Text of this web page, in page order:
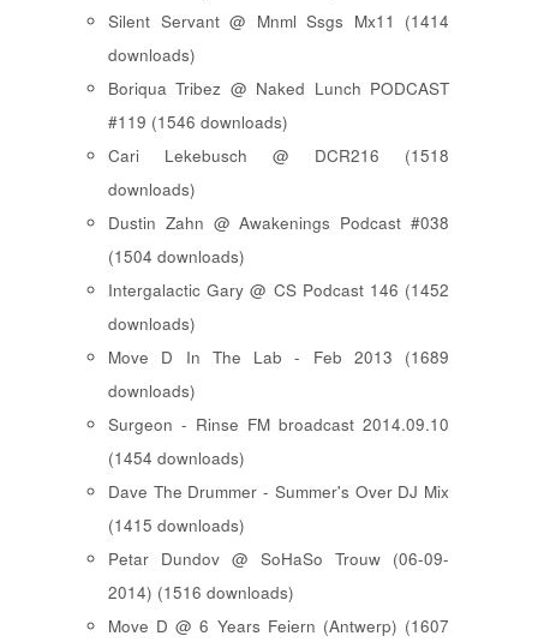
Silent Servant @ Mnml Ssgs Mx11 (1414
downloads)
Boriqua Tribez @ Naked Lunch PODCAST
#119 (1546 downloads)
Cari Lekebusch @ DCR216 (1518
downloads)
Dustin Zahn @ Awakenings Podcast #038
(1504 downloads)
Intergalactic Gary @ CS Podcast 146 (1452
downloads)
Move D In The Lab - Feb 2013 (1689
downloads)
Surgeon - Rinse FM broadcast 2014.09.10
(1454 downloads)
Dave The Drummer - Summer's Over DJ Mix
(1415 downloads)
Petar Dundov @ SoHaSo Trouw (06-09-
2014) (1516 downloads)
Move D @ 6 Years Feiern (Antwerp) (1607